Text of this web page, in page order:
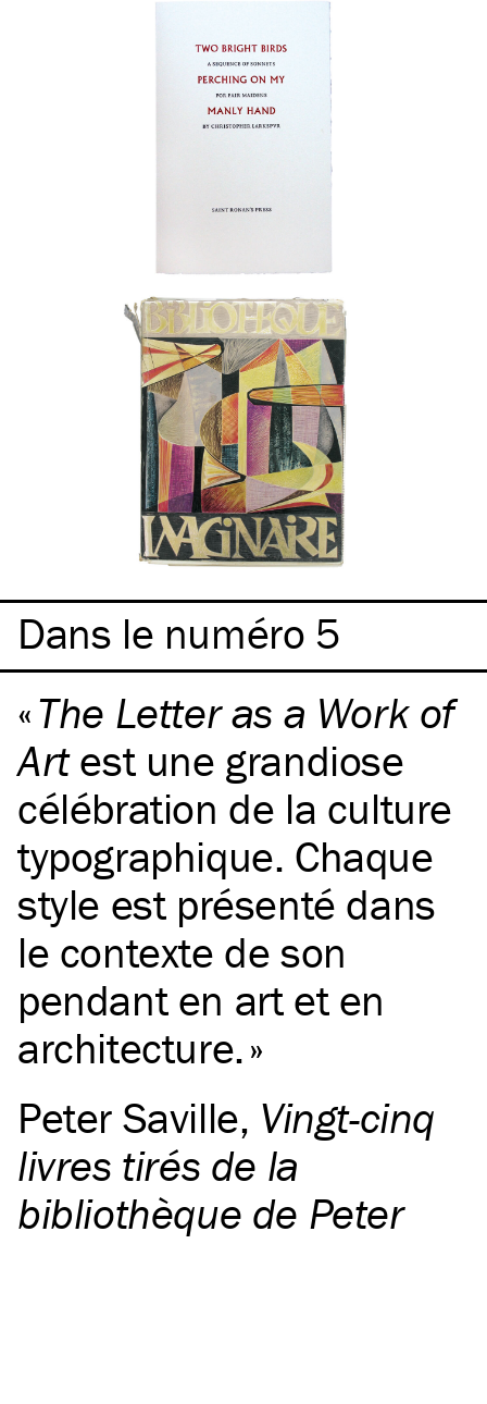
Dans le numéro 5
The Letter as a Work of
Artest une grandiose
célébration de la culture
typographique. Chaque
style est présenté dans
le contexte de son
pendant en art et en
architecture.
Peter Saville, Vingt-cinq
livres tirés de la
bibliothèque de Peter